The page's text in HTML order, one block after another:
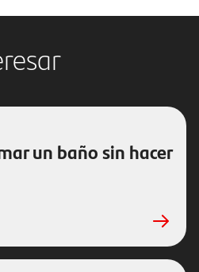
un baño sin hacer